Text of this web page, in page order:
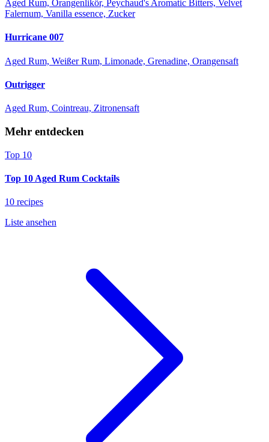
Aged Rum, Orangenlikör, Peychaud's Aromatic Bitters, Velvet
Falernum, Vanilla essence, Zucker
Hurricane 007
Aged Rum, Weißer Rum, Limonade, Grenadine, Orangensaft
Outrigger
Aged Rum, Cointreau, Zitronensaft
Mehr entdecken
Top 10
Top 10 Aged Rum Cocktails
10 recipes
Liste ansehen